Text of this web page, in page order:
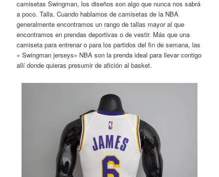
camisetas Swingman, los diseños son algo que nunca nos sabrá
a poco. Talla. Cuando hablamos de camisetas de la NBA
generalmente encontramos un rango de tallas mayor al que
encontramos en prendas deportivas o de vestir. Más que una
camiseta para entrenar o para los partidos del fin de semana, las
» Swingman jerseys» NBA son la prenda ideal para llevar contigo
allí donde quieras presumir de afición al basket.